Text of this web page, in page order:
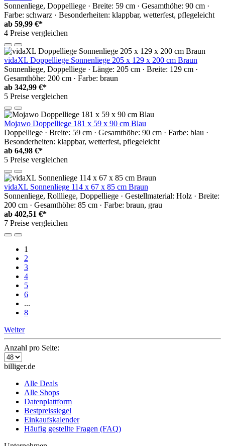
Sonnenliege, Doppelliege · Breite: 59 cm · Gesamthöhe: 90 cm ·
Farbe: schwarz · Besonderheiten: klappbar, wetterfest, pflegeleicht
ab 59,99 €*
4 Preise vergleichen
vidaXL Doppelliege Sonnenliege 205 x 129 x 200 cm Braun
Sonnenliege, Doppelliege · Länge: 205 cm · Breite: 129 cm ·
Gesamthöhe: 200 cm · Farbe: braun
ab 342,99 €*
5 Preise vergleichen
Mojawo Doppelliege 181 x 59 x 90 cm Blau
Doppelliege · Breite: 59 cm · Gesamthöhe: 90 cm · Farbe: blau ·
Besonderheiten: klappbar, wetterfest, pflegeleicht
ab 64,98 €*
5 Preise vergleichen
vidaXL Sonnenliege 114 x 67 x 85 cm Braun
Sonnenliege, Rollliege, Doppelliege · Gestellmaterial: Holz · Breite:
200 cm · Gesamthöhe: 85 cm · Farbe: braun, grau
ab 402,51 €*
7 Preise vergleichen
1
2
3
4
5
6
...
8
Weiter
Anzahl pro Seite:
billiger.de
Alle Deals
Alle Shops
Datenplattform
Bestpreissiegel
Einkaufskalender
Häufig gestellte Fragen (FAQ)